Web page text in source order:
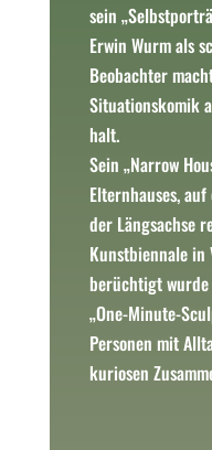
sein
Erwin Wurm als
Beobachter
Situationskomik
halt.
Sein „Narrow
Elternhauses,
der Längsachse
Kunstbiennale in
berüchtigt
„One-Minute-
Personen mit
kuriosen